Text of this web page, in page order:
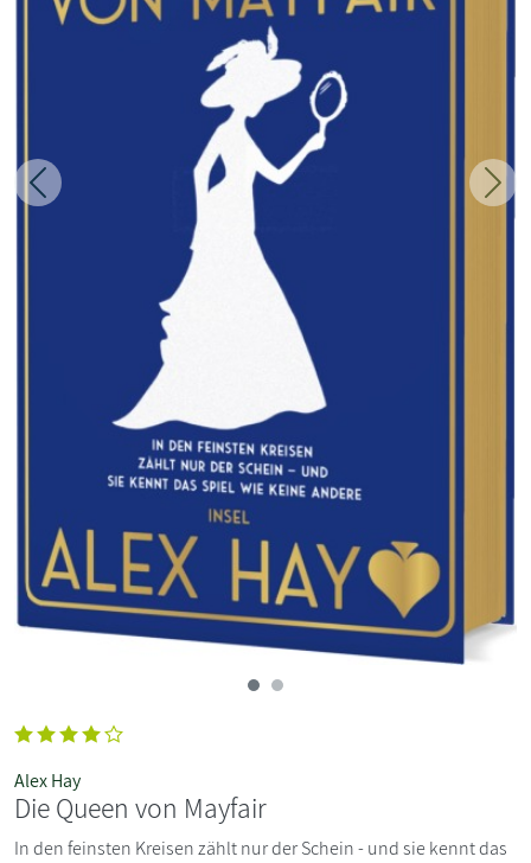
Zurück
Alex Hay
Die Queen von Mayfair
In den feinsten Kreisen zählt nur der Schein - und sie kennt das